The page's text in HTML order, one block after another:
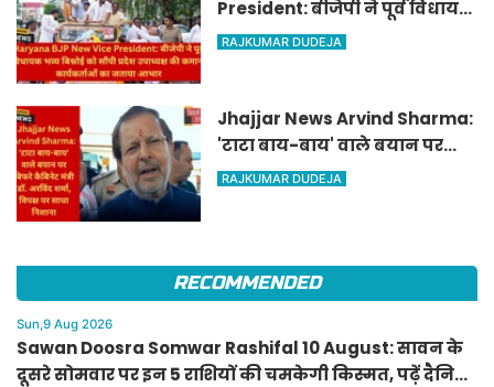
President: बीजेपी ने पूर्व विधायक
भव्य बिश्नोई को सौंपी प्रदेश
RAJKUMAR DUDEJA
Jhajjar News Arvind Sharma:
'टाटा बाय-बाय' वाले बयान पर
बिफरे कैबिनेट मंत्री डॉ. अरविंद
RAJKUMAR DUDEJA
RECOMMENDED
Sun,9 Aug 2026
Sawan Doosra Somwar Rashifal 10 August: सावन के
दूसरे सोमवार पर इन 5 राशियों की चमकेगी किस्मत, पढ़ें दैनिक